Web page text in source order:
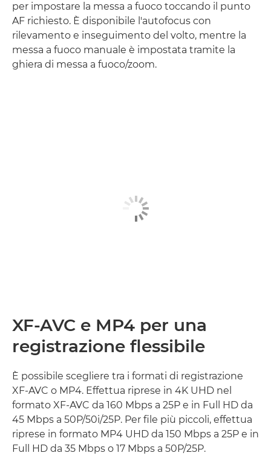
per impostare la messa a fuoco toccando il punto
AF richiesto. È disponibile l'autofocus con
rilevamento e inseguimento del volto, mentre la
messa a fuoco manuale è impostata tramite la
ghiera di messa a fuoco/zoom.
XF-AVC e MP4 per una
registrazione flessibile
È possibile scegliere tra i formati di registrazione
XF-AVC o MP4. Effettua riprese in 4K UHD nel
formato XF-AVC da 160 Mbps a 25P e in Full HD da
45 Mbps a 50P/50i/25P. Per file più piccoli, effettua
riprese in formato MP4 UHD da 150 Mbps a 25P e in
Full HD da 35 Mbps o 17 Mbps a 50P/25P.